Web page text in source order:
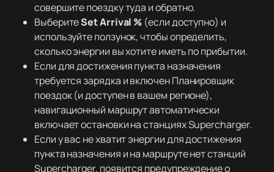
совершите поездку туда и обратно.
ВыберитеSet Arrival % (если доступно) и
используйте ползунок, чтобы определить,
сколько энергии вы хотите иметь по прибытии.
Если для достижения пункта назначения
требуется зарядка и включен Планировщик
поездок (и доступен в вашем регионе),
навигационный маршрут автоматически
включает остановки на станциях Supercharger.
Если у вас не хватит энергии для достижения
пункта назначения и на маршруте нет станций
Supercharger, появится предупреждение о